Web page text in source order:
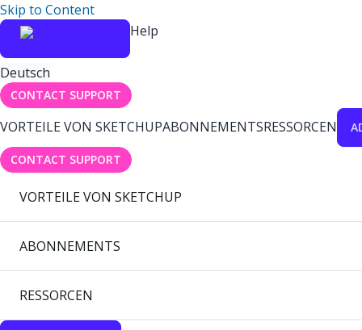
Skip to Content
Help
Deutsch
CONTACT SUPPORT
VORTEILE VON SKETCHUPABONNEMENTSRESSORCEN
CONTACT SUPPORT
VORTEILE VON SKETCHUP
ABONNEMENTS
RESSORCEN